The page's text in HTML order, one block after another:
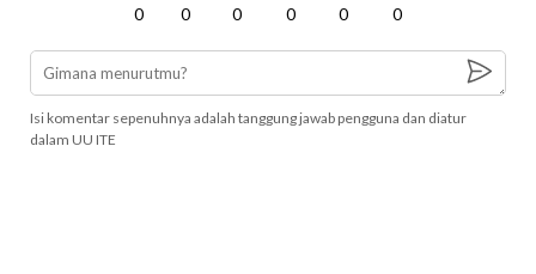
0 0 0 0 0 0
Isi komentar sepenuhnya adalah tanggung jawab pengguna dan diatur
dalam UU ITE